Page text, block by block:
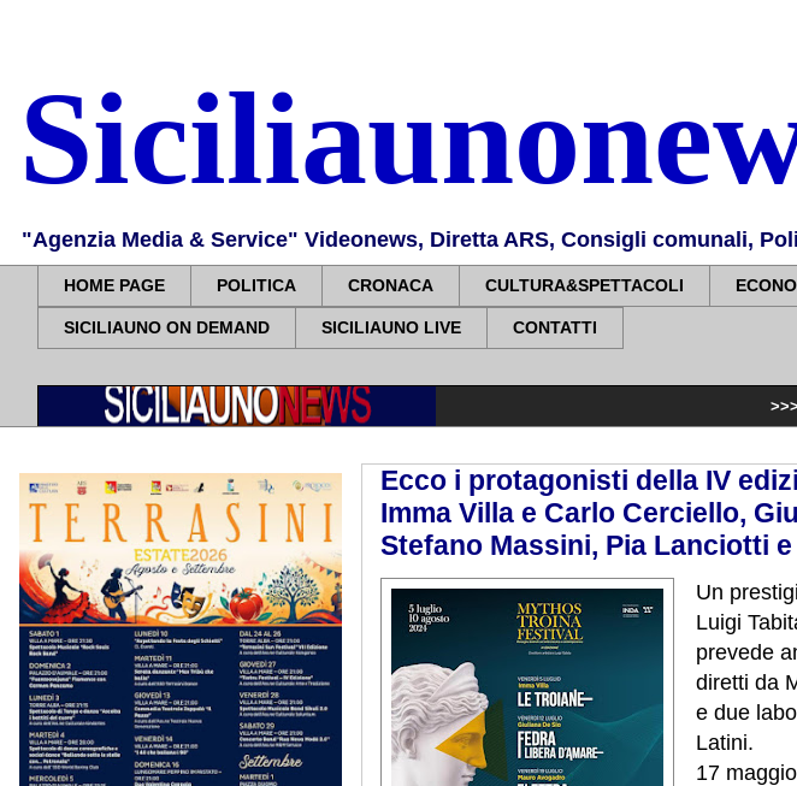
"Agenzia Media & Service" Videonews, Diretta ARS, Consigli comunali,
HOME PAGE POLITICA CRONACA CULTURA&SPETTACOLI
SICILIAUNO ON DEMAND SICILIAUNO LIVE CONTATTI
Isole
Ecco i protagonisti della IV
Imma Villa e Carlo Cerciello,
Stefano Massini, Pia Lanciotti
Un
Luigi
prevede
diretti da
e due
Latini.
17